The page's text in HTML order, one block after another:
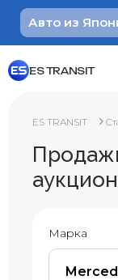
Авто из
ES TRANSIT
ES TRANSIT
Марка